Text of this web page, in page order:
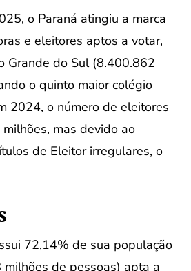
o Paraná atingiu a marca
e eleitores aptos a votar,
Grande do Sul (8.400.862
o quinto maior colégio
2024, o número de eleitores
mas devido ao
de Eleitor irregulares, o
72,14% de sua população
de pessoas) apta a